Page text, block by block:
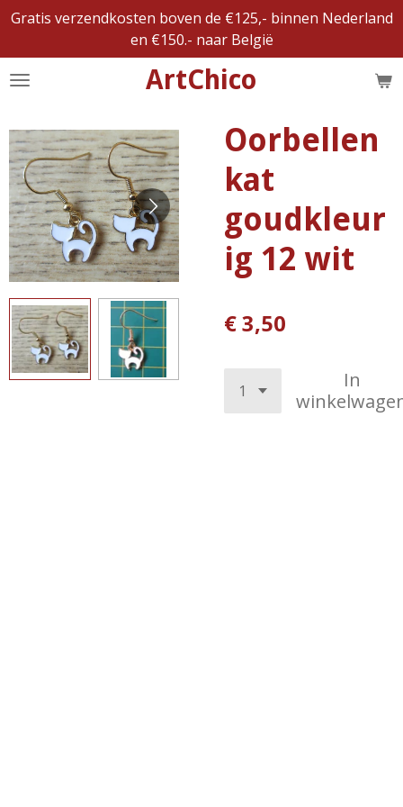
Ga
naar
de
ArtChico
Gratis verzendkosten boven de €125,- binnen Nederland
en €150.- naar België
Oorbellen
kat
goudkleur
ig 12 wit
€ 3,50
In